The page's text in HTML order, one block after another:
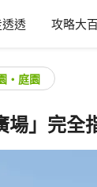
透 攻略大
・庭園
場」完全